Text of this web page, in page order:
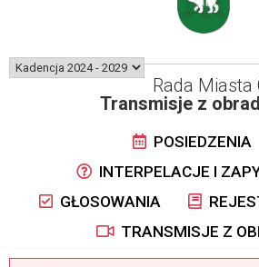
Rada Miasta
Transmisje z
POSIEDZENIA
INTERPELACJE I
GŁOSOWANIA
TRANSMISJE Z